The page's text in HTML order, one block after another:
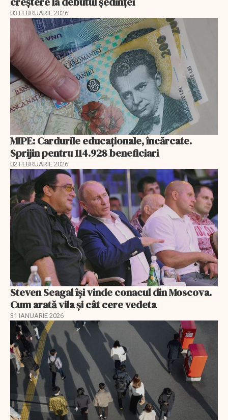
03 FEBRUARIE 2026
MIPE: Cardurile educaţionale, încărcate.
Sprijin pentru 114.928 beneficiari
02 FEBRUARIE 2026
Steven Seagal își vinde conacul din Moscova.
Cum arată vila și cât cere vedeta
31 IANUARIE 2026